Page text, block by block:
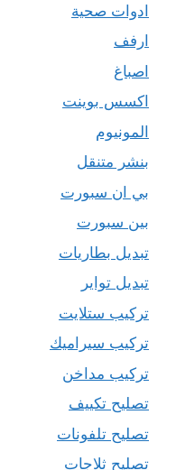
ادوات صحية
ارفف
اصباغ
اكسس بوينت
المونيوم
بنشر متنقل
بي ان سبورت
بين سبورت
تبديل بطاريات
تبديل تواير
تركيب ستلايت
تركيب سيراميك
تركيب مداخن
تصليح تكييف
تصليح تلفونات
تصليح ثلاجات